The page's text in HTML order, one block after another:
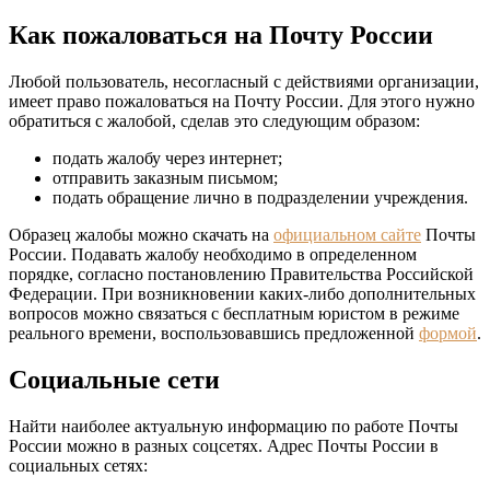
Как пожаловаться на Почту России
Любой пользователь, несогласный с действиями организации,
имеет право пожаловаться на Почту России. Для этого нужно
обратиться с жалобой, сделав это следующим образом:
подать жалобу через интернет;
отправить заказным письмом;
подать обращение лично в подразделении учреждения.
Образец жалобы можно скачать на официальном сайте Почты
России. Подавать жалобу необходимо в определенном
порядке, согласно постановлению Правительства Российской
Федерации. При возникновении каких-либо дополнительных
вопросов можно связаться с бесплатным юристом в режиме
реального времени, воспользовавшись предложенной формой.
Социальные сети
Найти наиболее актуальную информацию по работе Почты
России можно в разных соцсетях. Адрес Почты России в
социальных сетях: